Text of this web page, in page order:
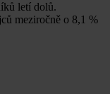
letí dolů.
meziročně o 8,1 %